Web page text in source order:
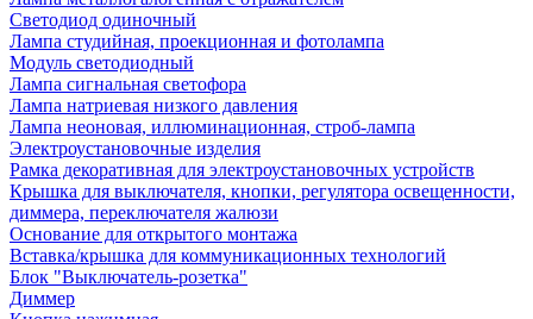
Светодиод одиночный
Лампа студийная, проекционная и фотолампа
Модуль светодиодный
Лампа сигнальная светофора
Лампа натриевая низкого давления
Лампа неоновая, иллюминационная, строб-лампа
Электроустановочные изделия
Рамка декоративная для электроустановочных устройств
Крышка для выключателя, кнопки, регулятора освещенности,
диммера, переключателя жалюзи
Основание для открытого монтажа
Вставка/крышка для коммуникационных технологий
Блок "Выключатель-розетка"
Диммер